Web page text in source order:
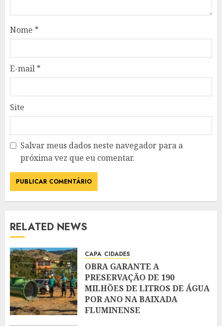
Nome *
E-mail *
Site
Salvar meus dados neste navegador para a
próxima vez que eu comentar.
RELATED NEWS
CAPA CIDADES
OBRA GARANTE A
PRESERVAÇÃO DE 190
MILHÕES DE LITROS DE ÁGUA
POR ANO NA BAIXADA
FLUMINENSE